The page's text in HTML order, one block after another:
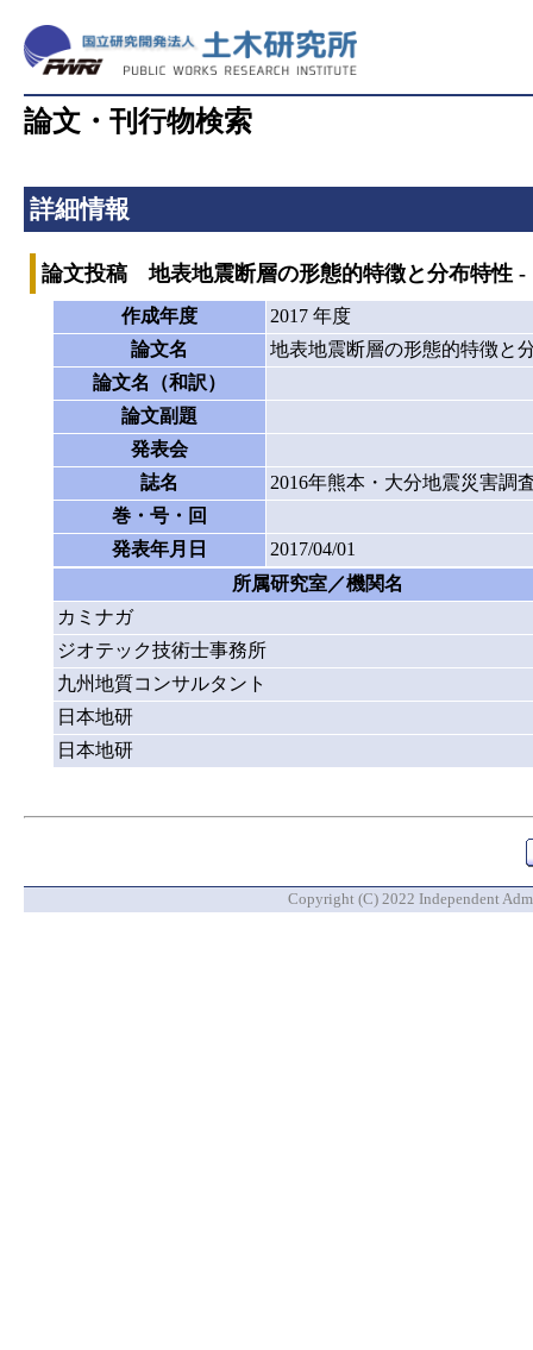
論文・刊行物検索
詳細情報
論文投稿 地表地震断層の形態的特徴と分布特性 -
作成年度
2017 年度
論文名
地表地震断層の形態的特徴と
論文名（和訳）
論文副題
発表会
誌名
2016年熊本・大分地震災害
巻・号・回
発表年月日
2017/04/01
所属研究室／機関名
カミナガ
ジオテック技術士事務所
九州地質コンサルタント
日本地研
日本地研
Copyright (C) 2022 Independent